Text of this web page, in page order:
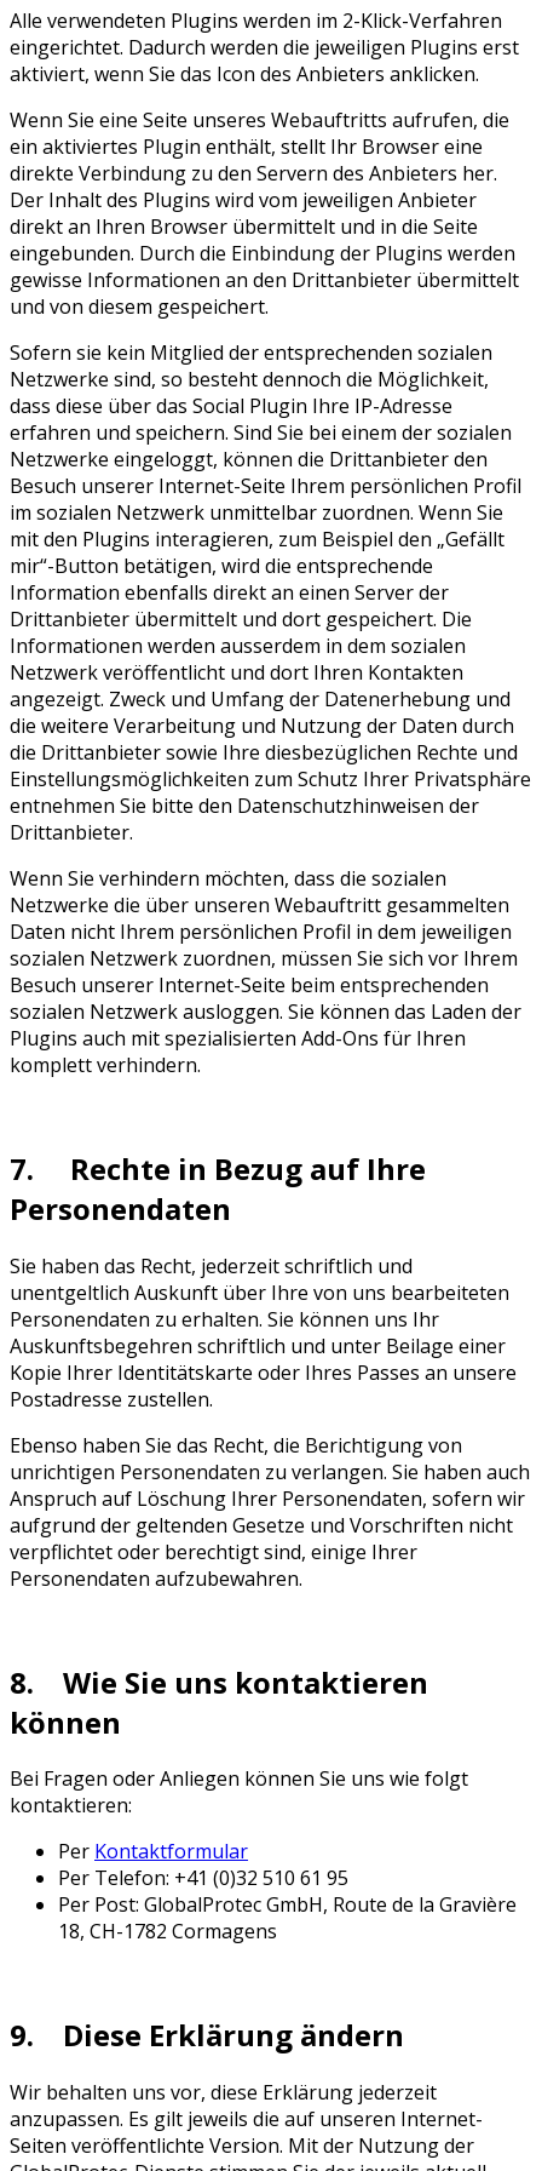
Alle verwendeten Plugins werden im 2-Klick-Verfahren
eingerichtet. Dadurch werden die jeweiligen Plugins erst
aktiviert, wenn Sie das Icon des Anbieters anklicken.
Wenn Sie eine Seite unseres Webauftritts aufrufen, die
ein aktiviertes Plugin enthält, stellt Ihr Browser eine
direkte Verbindung zu den Servern des Anbieters her.
Der Inhalt des Plugins wird vom jeweiligen Anbieter
direkt an Ihren Browser übermittelt und in die Seite
eingebunden. Durch die Einbindung der Plugins werden
gewisse Informationen an den Drittanbieter übermittelt
und von diesem gespeichert.
Sofern sie kein Mitglied der entsprechenden sozialen
Netzwerke sind, so besteht dennoch die Möglichkeit,
dass diese über das Social Plugin Ihre IP-Adresse
erfahren und speichern. Sind Sie bei einem der sozialen
Netzwerke eingeloggt, können die Drittanbieter den
Besuch unserer Internet-Seite Ihrem persönlichen Profil
im sozialen Netzwerk unmittelbar zuordnen. Wenn Sie
mit den Plugins interagieren, zum Beispiel den „Gefällt
mir“-Button betätigen, wird die entsprechende
Information ebenfalls direkt an einen Server der
Drittanbieter übermittelt und dort gespeichert. Die
Informationen werden ausserdem in dem sozialen
Netzwerk veröffentlicht und dort Ihren Kontakten
angezeigt. Zweck und Umfang der Datenerhebung und
die weitere Verarbeitung und Nutzung der Daten durch
die Drittanbieter sowie Ihre diesbezüglichen Rechte und
Einstellungsmöglichkeiten zum Schutz Ihrer Privatsphäre
entnehmen Sie bitte den Datenschutzhinweisen der
Drittanbieter.
Wenn Sie verhindern möchten, dass die sozialen
Netzwerke die über unseren Webauftritt gesammelten
Daten nicht Ihrem persönlichen Profil in dem jeweiligen
sozialen Netzwerk zuordnen, müssen Sie sich vor Ihrem
Besuch unserer Internet-Seite beim entsprechenden
sozialen Netzwerk ausloggen. Sie können das Laden der
Plugins auch mit spezialisierten Add-Ons für Ihren
komplett verhindern.
7. Rechte in Bezug auf Ihre
Personendaten
Sie haben das Recht, jederzeit schriftlich und
unentgeltlich Auskunft über Ihre von uns bearbeiteten
Personendaten zu erhalten. Sie können uns Ihr
Auskunftsbegehren schriftlich und unter Beilage einer
Kopie Ihrer Identitätskarte oder Ihres Passes an unsere
Postadresse zustellen.
Ebenso haben Sie das Recht, die Berichtigung von
unrichtigen Personendaten zu verlangen. Sie haben auch
Anspruch auf Löschung Ihrer Personendaten, sofern wir
aufgrund der geltenden Gesetze und Vorschriften nicht
verpflichtet oder berechtigt sind, einige Ihrer
Personendaten aufzubewahren.
8. Wie Sie uns kontaktieren
können
Bei Fragen oder Anliegen können Sie uns wie folgt
kontaktieren:
Per Kontaktformular
Per Telefon: +41 (0)32 510 61 95
Per Post: GlobalProtec GmbH, Route de la Gravière
18, CH-1782 Cormagens
9. Diese Erklärung ändern
Wir behalten uns vor, diese Erklärung jederzeit
anzupassen. Es gilt jeweils die auf unseren Internet-
Seiten veröffentlichte Version. Mit der Nutzung der